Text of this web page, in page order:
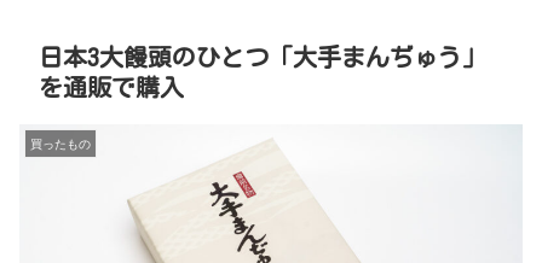
日本3大饅頭のひとつ「大手まんぢゅう」
を通販で購入
買ったもの